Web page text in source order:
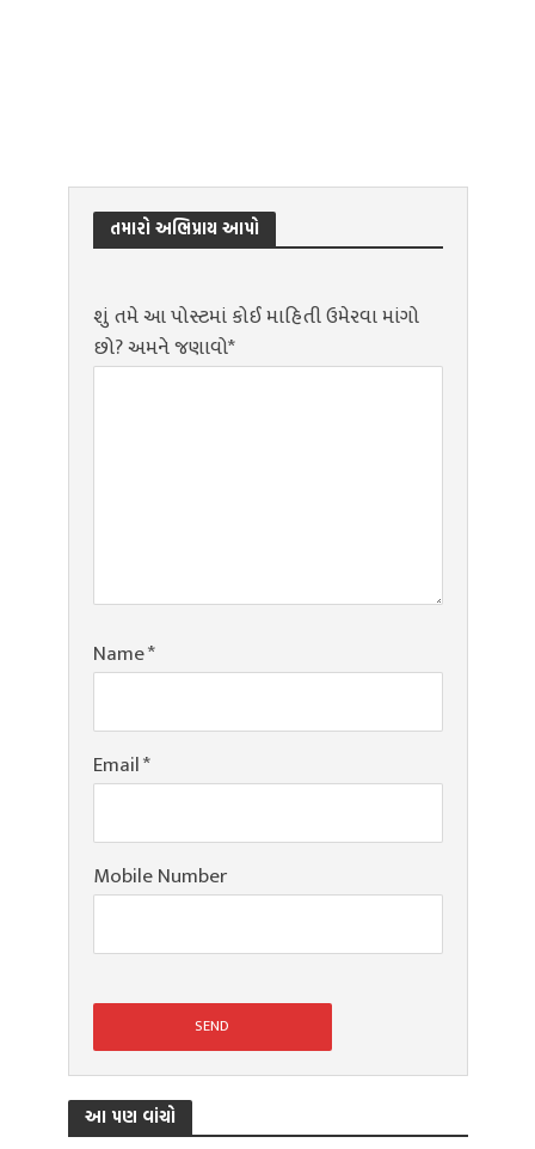
તમારો અભિપ્રાય આપો
શું તમે આ પોસ્ટમાં કોઈ માહિતી ઉમેરવા માંગો
છો? અમને જણાવો*
Name*
Email*
Mobile Number
આ પણ વાંચો